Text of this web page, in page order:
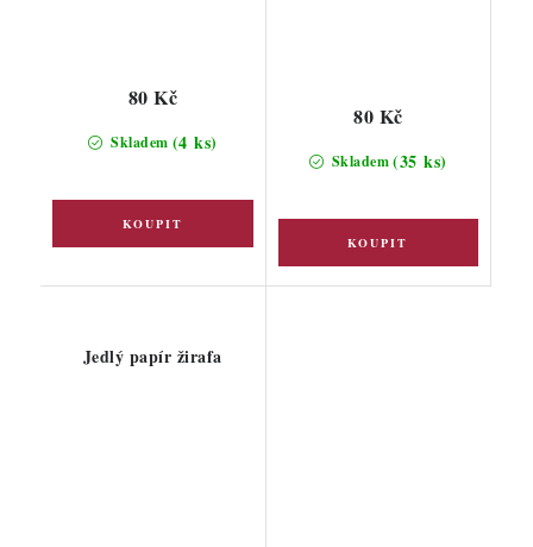
Skladem (4 ks)
80 Kč
Skladem(35 ks)
80 Kč
Jedlý papír žirafa